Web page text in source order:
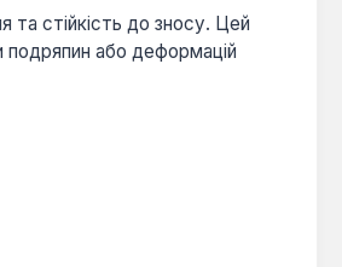
та стійкість до зносу. Цей
подряпин або деформацій